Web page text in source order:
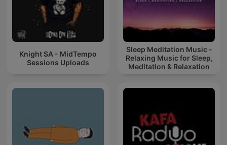
Knight SA - MidTempo
Sessions Uploads
Sleep Meditation Music -
Relaxing Music for Sleep,
Meditation & Relaxation